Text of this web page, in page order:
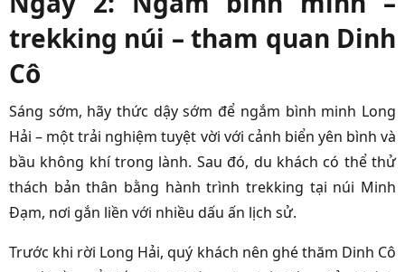
trekking núi – tham quan Dinh
Cô
Sáng sớm, hãy thức dậy sớm để ngắm bình minh Long
Hải – một trải nghiệm tuyệt vời với cảnh biển yên bình và
bầu không khí trong lành. Sau đó, du khách có thể thử
thách bản thân bằng hành trình trekking tại núi Minh
Đạm, nơi gắn liền với nhiều dấu ấn lịch sử.
Trước khi rời Long Hải, quý khách nên ghé thăm Dinh Cô